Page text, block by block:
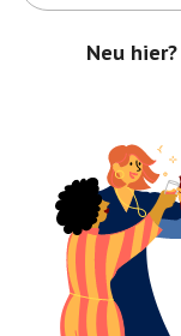
Neu hier?